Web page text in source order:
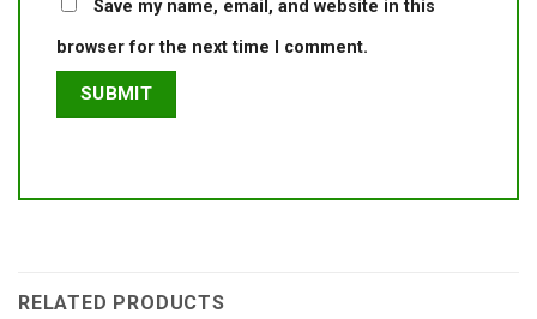
Save my name, email, and website in this
browser for the next time I comment.
RELATED PRODUCTS